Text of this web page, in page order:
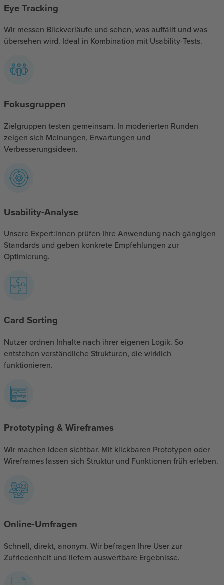
Eye Tracking
Wir messen Blickverläufe und sehen, was auffällt und was
übersehen wird. Ideal in Kombination mit Usability-Tests.
Fokusgruppen
Zielgruppen testen gemeinsam. In moderierten Runden
zeigen sich Meinungen, Erwartungen und
Verbesserungsideen.
Usability-Analyse
Unsere Expert:innen prüfen Ihre Anwendung nach gängigen
Standards und geben konkrete Empfehlungen zur
Optimierung.
Card Sorting
Nutzer ordnen Inhalte nach ihrer eigenen Logik. So
entstehen verständliche Strukturen, die wirklich
funktionieren.
Prototyping & Wireframes
Wir machen Ideen sichtbar. Mit klickbaren Prototypen oder
Wireframes lassen sich Struktur und Funktionen früh erleben.
Online-Umfragen
Schnell, direkt, anonym. Wir befragen Ihre User zur
Zufriedenheit und liefern auswertbare Ergebnisse.